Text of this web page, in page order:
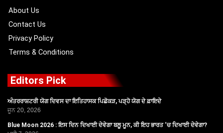
About Us
Contact Us
Privacy Policy
Terms & Conditions
Editors Pick
ਅੰਤਰਰਾਸ਼ਟਰੀ ਯੋਗ ਦਿਵਸ ਦਾ ਇਤਿਹਾਸਕ ਪਿਛੋਕੜ, ਪੜ੍ਹੋ ਯੋਗ ਦੇ ਫ਼ਾਇਦੇ
ਜੂਨ 20, 2026
Blue Moon 2026 : ਇਸ ਦਿਨ ਦਿਖਾਈ ਦੇਵੇਗਾ ਬਲੂ ਮੂਨ, ਕੀ ਇਹ ਭਾਰਤ ‘ਚ ਦਿਖਾਈ ਦੇਵੇਗਾ?